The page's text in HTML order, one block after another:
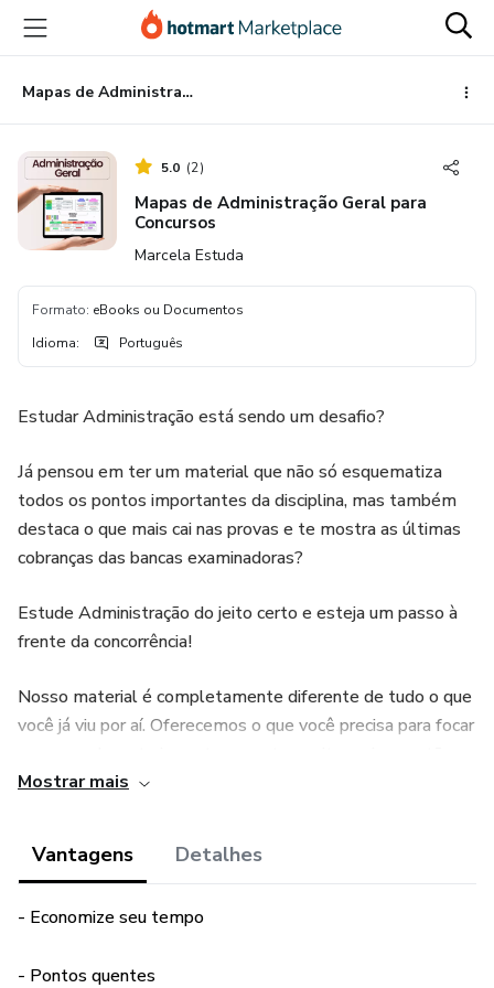
para
conteúdo
principal
para
pagamento
para
rodapé
Mapas de Administração Geral para Concursos
5.0 (2)
Mapas de Administração Geral para
Concursos
Marcela Estuda
Formato: eBooks ou Documentos
Idioma: Português
Estudar Administração está sendo um desafio?
Já pensou em ter um material que não só esquematiza
todos os pontos importantes da disciplina, mas também
destaca o que mais cai nas provas e te mostra as últimas
cobranças das bancas examinadoras?
Estude Administração do jeito certo e esteja um passo à
frente da concorrência!
Nosso material é completamente diferente de tudo o que
você já viu por aí. Oferecemos o que você precisa para focar
recentes, tudo organizado e aprofundado na medida certa.
separados por assunto e atualizados com as questões de
Mostrar mais
Vantagens Detalhes
- Economize seu tempo
- Pontos quentes